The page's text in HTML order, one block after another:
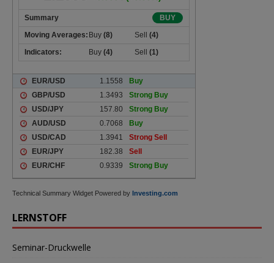
Technical Summary Widget Powered by Investing.com
LERNSTOFF
Seminar-Druckwelle